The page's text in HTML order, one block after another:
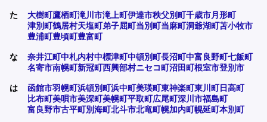
た 大樹町鷹栖町滝川市滝上町伊達市秩父別町千歳市月形町
津別町鶴居村天塩町弟子屈町当別町当麻町洞爺湖町苫小牧市
豊浦町豊頃町豊富町
な 奈井江町中札内村中標津町中頓別町長沼町中富良野町七飯町
名寄市南幌町新冠町西興部村ニセコ町沼田町根室市登別市
は 函館市羽幌町浜頓別町浜中町美瑛町東神楽町東川町日高町
比布町美唄市美深町美幌町平取町広尾町深川市福島町
富良野市古平町別海町北斗市北竜町幌加内町幌延町本別町